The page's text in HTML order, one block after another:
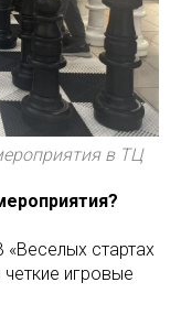
в ТЦ
стартах
игровые